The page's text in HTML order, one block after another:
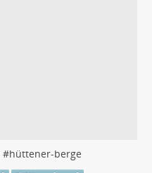
#hüttener-berge